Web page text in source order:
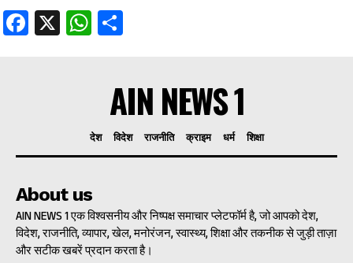
Facebook
X WhatsApp
AIN NEWS 1
देश विदेश राजनीति क्राइम धर्म शिक्षा
About us
AIN NEWS 1 एक विश्वसनीय और निष्पक्ष समाचार प्लेटफॉर्म है, जो आपको देश,
विदेश, राजनीति, व्यापार, खेल, मनोरंजन, स्वास्थ्य, शिक्षा और तकनीक से जुड़ी ताज़ा
और सटीक खबरें प्रदान करता है।